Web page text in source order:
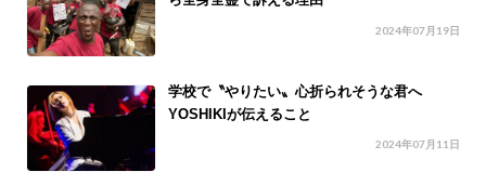
2024年07月19日
学校で〝やりたい〟心折られそうな君へ
YOSHIKIが伝えること
2024年07月11日